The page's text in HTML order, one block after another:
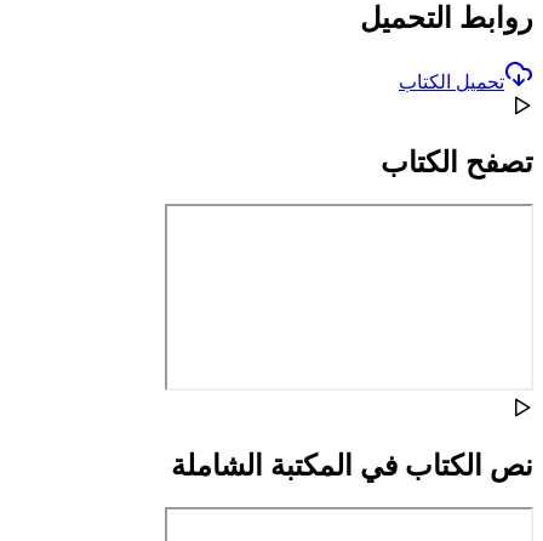
روابط التحميل
تحميل الكتاب
تصفح الكتاب
نص الكتاب في المكتبة الشاملة